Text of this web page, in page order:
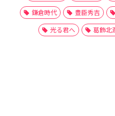
鎌倉時代
豊臣秀吉
光る君へ
葛飾北